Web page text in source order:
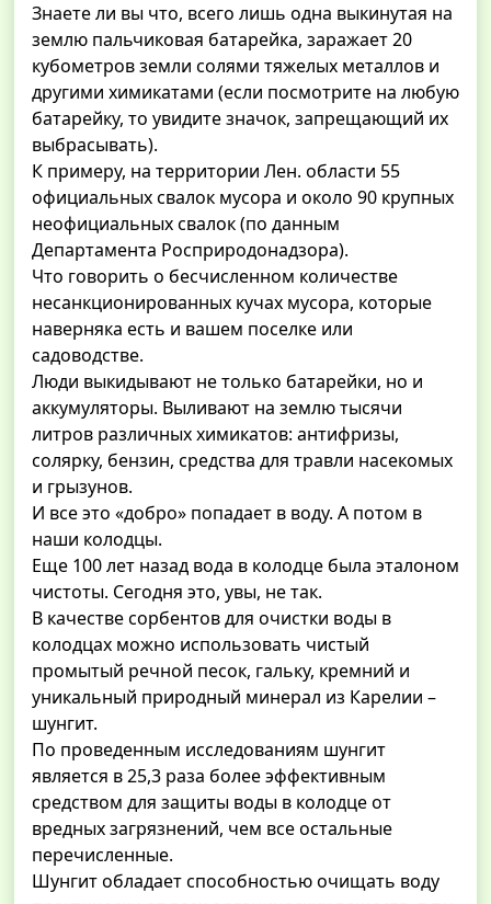
Знаете ли вы что, всего лишь одна выкинутая на
землю пальчиковая батарейка, заражает 20
кубометров земли солями тяжелых металлов и
другими химикатами (если посмотрите на любую
батарейку, то увидите значок, запрещающий их
выбрасывать).
К примеру, на территории Лен. области 55
официальных свалок мусора и около 90 крупных
неофициальных свалок (по данным
Департамента Росприродонадзора).
Что говорить о бесчисленном количестве
несанкционированных кучах мусора, которые
наверняка есть и вашем поселке или
садоводстве.
Люди выкидывают не только батарейки, но и
аккумуляторы. Выливают на землю тысячи
литров различных химикатов: антифризы,
солярку, бензин, средства для травли насекомых
и грызунов.
И все это «добро» попадает в воду. А потом в
наши колодцы.
Еще 100 лет назад вода в колодце была эталоном
чистоты. Сегодня это, увы, не так.
В качестве сорбентов для очистки воды в
колодцах можно использовать чистый
промытый речной песок, гальку, кремний и
уникальный природный минерал из Карелии –
шунгит.
По проведенным исследованиям шунгит
является в 25,3 раза более эффективным
средством для защиты воды в колодце от
вредных загрязнений, чем все остальные
перечисленные.
Шунгит обладает способностью очищать воду